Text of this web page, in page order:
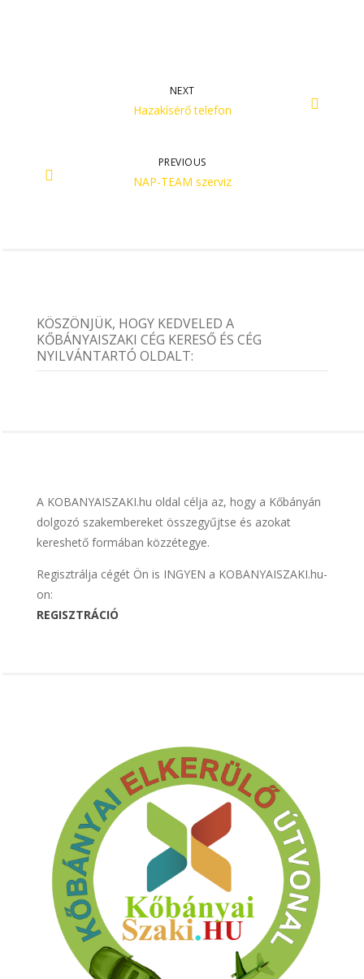
NEXT
Hazakísérő telefon
PREVIOUS
NAP-TEAM szerviz
KÖSZÖNJÜK, HOGY KEDVELED A
KŐBÁNYAISZAKI CÉG KERESŐ ÉS CÉG
NYILVÁNTARTÓ OLDALT:
A KOBANYAISZAKI.hu oldal célja az, hogy a Kőbányán
dolgozó szakembereket összegyűjtse és azokat
kereshető formában közzétegye.
Regisztrálja cégét Ön is INGYEN a KOBANYAISZAKI.hu-
on:
REGISZTRÁCIÓ